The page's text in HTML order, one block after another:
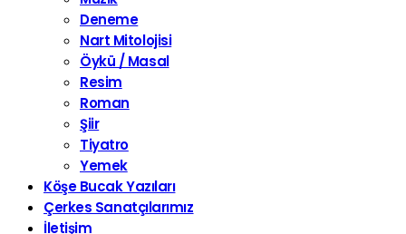
Deneme
Nart Mitolojisi
Öykü / Masal
Resim
Roman
Şiir
Tiyatro
Yemek
Köşe Bucak Yazıları
Çerkes Sanatçılarımız
İletişim